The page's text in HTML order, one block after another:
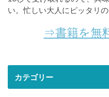
い。忙しい大人にピッタリの
⇒書籍を無
カテゴリー